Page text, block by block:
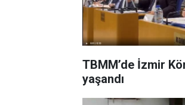
TBMM’de İzmir
yaşandı